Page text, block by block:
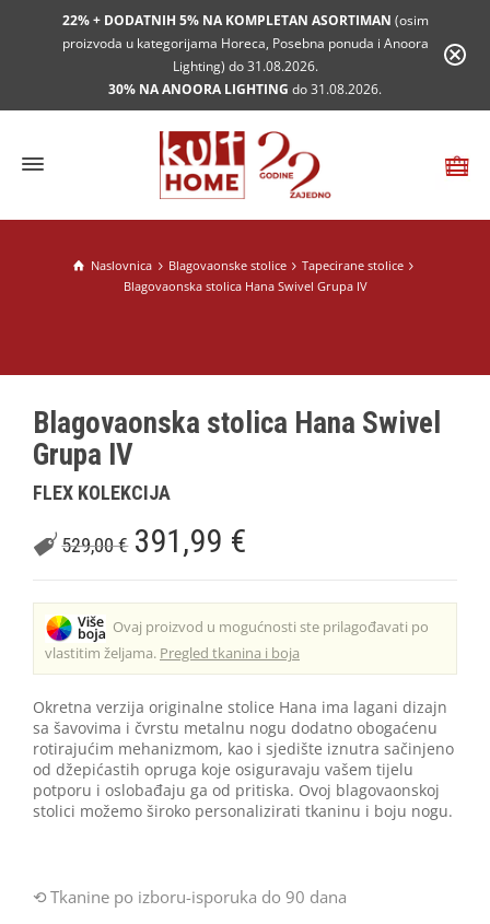
22% + DODATNIH 5% NA KOMPLETAN ASORTIMAN (osim
proizvoda u kategorijama Horeca, Posebna ponuda i Anoora
Lighting) do 31.08.2026.
30% NA ANOORA LIGHTING do 31.08.2026.
Naslovnica Blagovaonske stolice
Tapecirane stolice
Blagovaonska stolica Hana Swivel Grupa IV
Blagovaonska stolica Hana Swivel
Grupa IV
FLEX KOLEKCIJA
529,00€ 391,99 €
Ovaj proizvod u mogućnosti ste prilagođavati po
vlastitim željama. Pregled tkanina i boja
Okretna verzija originalne stolice Hana ima lagani dizajn
sa šavovima i čvrstu metalnu nogu dodatno obogaćenu
rotirajućim mehanizmom, kao i sjedište iznutra sačinjeno
od džepićastih opruga koje osiguravaju vašem tijelu
potporu i oslobađaju ga od pritiska. Ovoj blagovaonskoj
stolici možemo široko personalizirati tkaninu i boju nogu.
Tkanine po izboru-isporuka do 90 dana